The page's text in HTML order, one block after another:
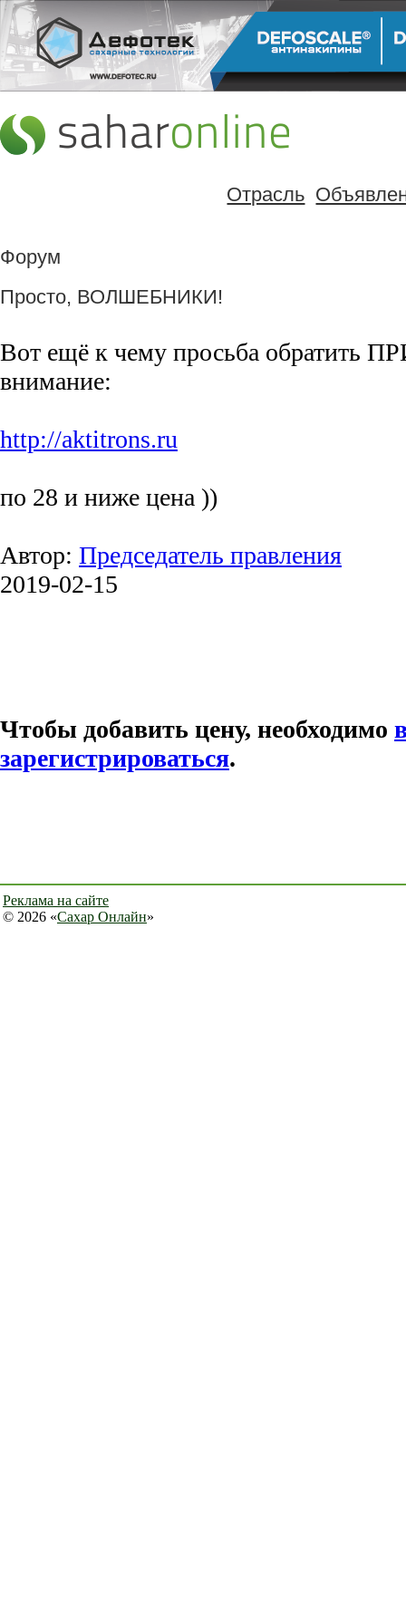
Отрасль
Форум
Просто, ВОЛШЕБНИКИ!
Вот ещё к чему просьба обратить
внимание:
http://aktitrons.ru
по 28 и ниже цена ))
Автор: Председатель правления
2019-02-15
Чтобы добавить цену, необходимо
зарегистрироваться.
Реклама на сайте
© 2026 «Сахар Онлайн»